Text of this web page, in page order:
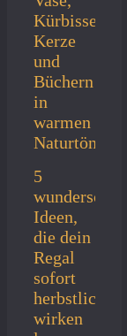
5
wunderschöne
Ideen,
die dein
Regal
sofort
herbstlich
wirken